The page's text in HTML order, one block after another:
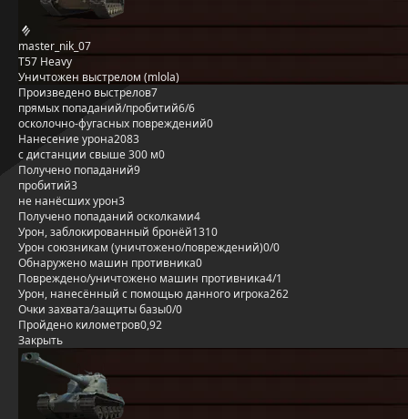
master_nik_07
T57 Heavy
Уничтожен выстрелом (mlola)
Произведено выстрелов7
прямых попаданий/пробитий6/6
осколочно-фугасных повреждений0
Нанесение урона2083
с дистанции свыше 300 м0
Получено попаданий9
пробитий3
не нанёсших урон3
Получено попаданий осколками4
Урон, заблокированный бронёй1310
Урон союзникам (уничтожено/повреждений)0/0
Обнаружено машин противника0
Повреждено/уничтожено машин противника4/1
Урон, нанесённый с помощью данного игрока262
Очки захвата/защиты базы0/0
Пройдено километров0,92
Закрыть